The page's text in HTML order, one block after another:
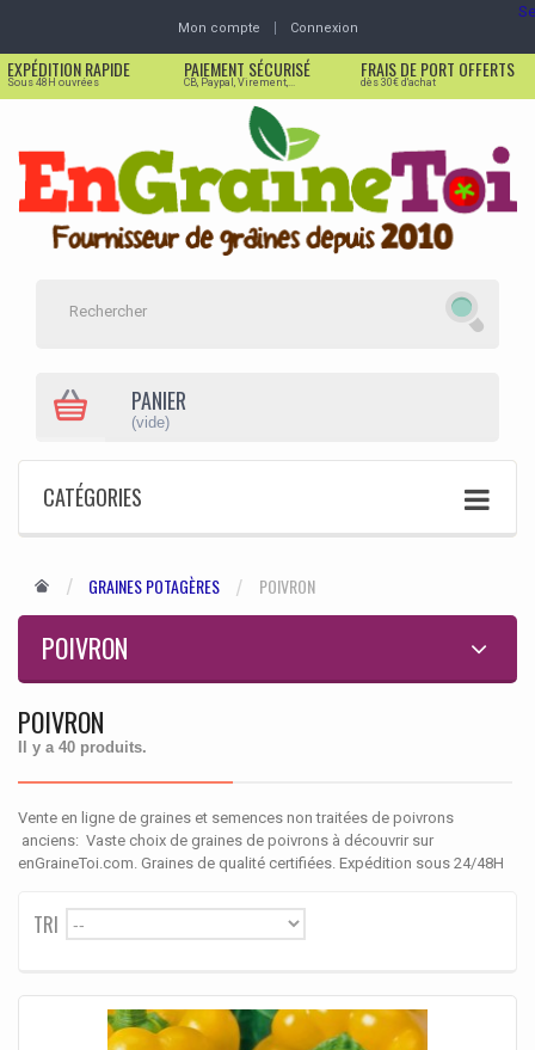
Mon compte Connexion
EXPÉDITION RAPIDE
Sous 48H ouvrées
PAIEMENT SÉCURISÉ
CB, Paypal, Virement,...
FRAIS DE PORT OFFERTS
dès 30€ d'achat
PANIER
(vide)
CATÉGORIES
GRAINES POTAGÈRES POIVRON
POIVRON
POIVRON
Il y a 40 produits.
Vente en ligne de graines et semences non traitées de poivrons
anciens: Vaste choix de graines de poivrons à découvrir sur
enGraineToi.com. Graines de qualité certifiées. Expédition sous 24/48H
TRI --